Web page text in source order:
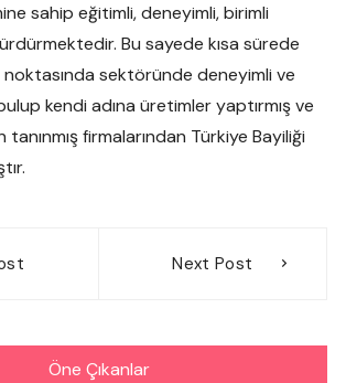
sahip eğitimli, deneyimli, birimli
Bu sayede kısa sürede
sektöründe deneyimli ve
kendi adına üretimler yaptırmış ve
tanınmış firmalarından Türkiye Bayiliği
Next Post
Öne Çıkanlar